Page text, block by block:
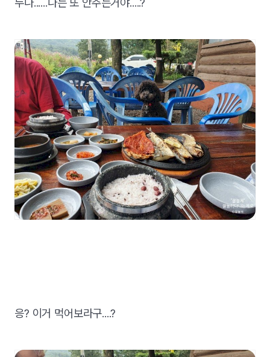
응? 이거 먹어보라구....?